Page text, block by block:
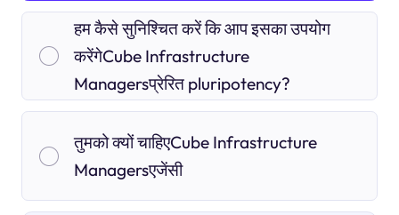
हम कैसे सुनिश्चित करें कि आप इसका उपयोग
करेंगेCube Infrastructure
Managersप्रेरित pluripotency?
तुमको क्यों चाहिएCube Infrastructure
Managersएजेंसी